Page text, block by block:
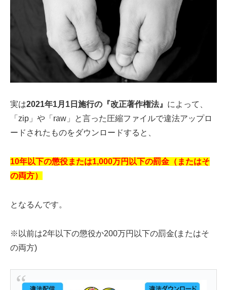
実は2021年1月1日施行の『改正著作権法』 によって、
「zip」や「raw」と言った圧縮ファイルで違法アップロ
ードされたものをダウンロードすると、
10年以下の懲役または1,000万円以下の罰金（またはそ
の両方）
となるんです。
※以前は2年以下の懲役か200万円以下の罰金(またはそ
の両方)